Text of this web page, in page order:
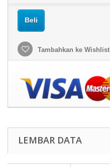
Beli
Tambahkan ke Wishlist
LEMBAR DATA